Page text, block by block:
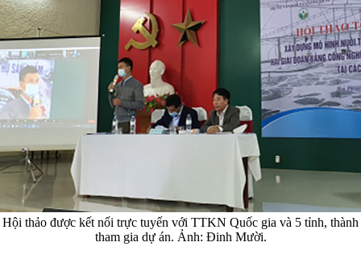
Hội thảo được kết nối trực tuyến với TTKN Quốc gia và 5 tỉnh, thành
tham gia dự án. Ảnh: Đinh Mười.